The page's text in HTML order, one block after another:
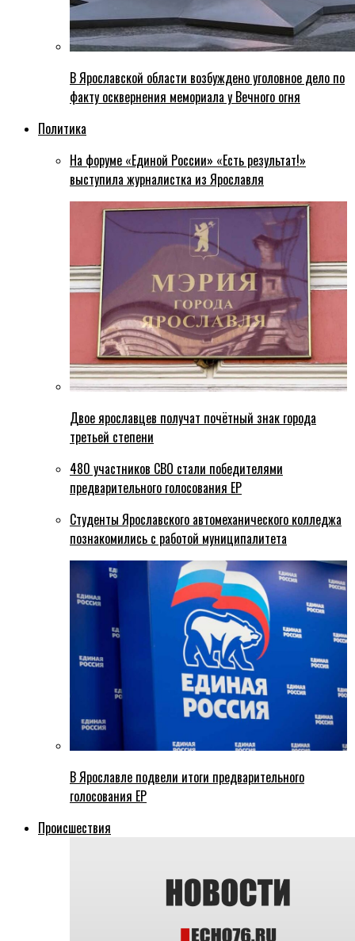
В Ярославской области возбуждено уголовное дело по
факту осквернения мемориала у Вечного огня
Политика
На форуме «Единой России» «Есть результат!»
выступила журналистка из Ярославля
Двое ярославцев получат почётный знак города
третьей степени
480 участников СВО стали победителями
предварительного голосования ЕР
Студенты Ярославского автомеханического колледжа
познакомились с работой муниципалитета
В Ярославле подвели итоги предварительного
голосования ЕР
Происшествия